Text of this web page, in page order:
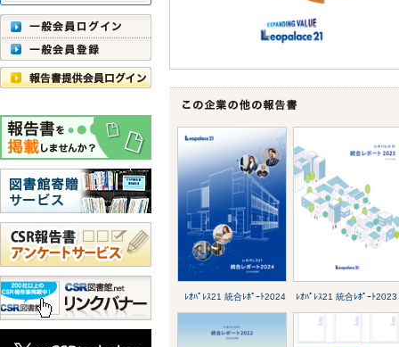
ﾚｵﾊﾟﾚｽ21 統合ﾚﾎﾟｰﾄ2024 ﾚｵﾊﾟﾚｽ21 統合ﾚﾎﾟｰﾄ2023